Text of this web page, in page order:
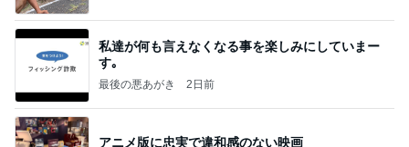
私達が何も言えなくなる事を楽しみにしていまー
す｡
最後の悪あがき 2日前
アニメ版に忠実で違和感のない映画